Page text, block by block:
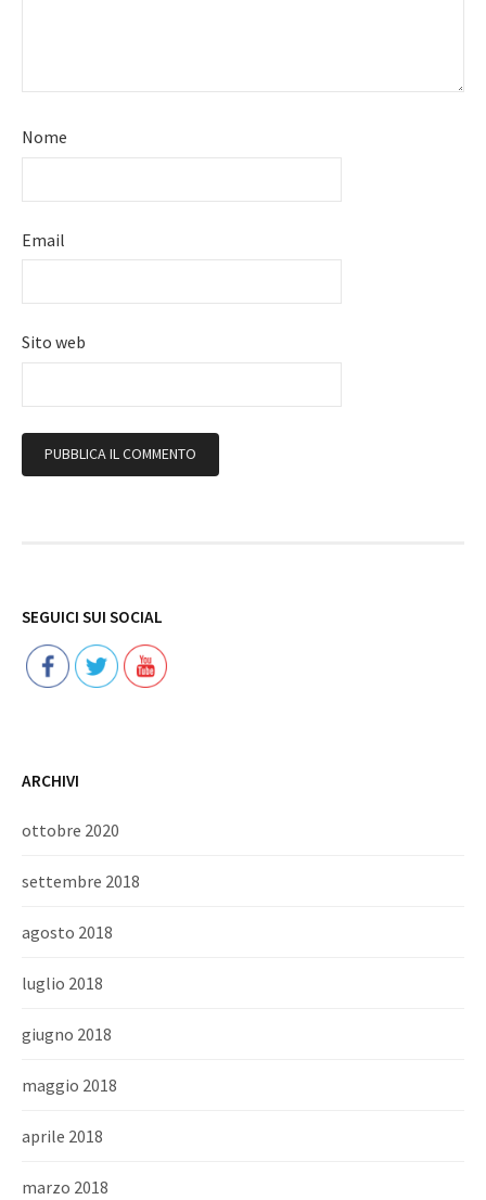
Nome
Email
Sito web
SEGUICI SUI SOCIAL
ARCHIVI
ottobre 2020
settembre 2018
agosto 2018
luglio 2018
giugno 2018
maggio 2018
aprile 2018
marzo 2018